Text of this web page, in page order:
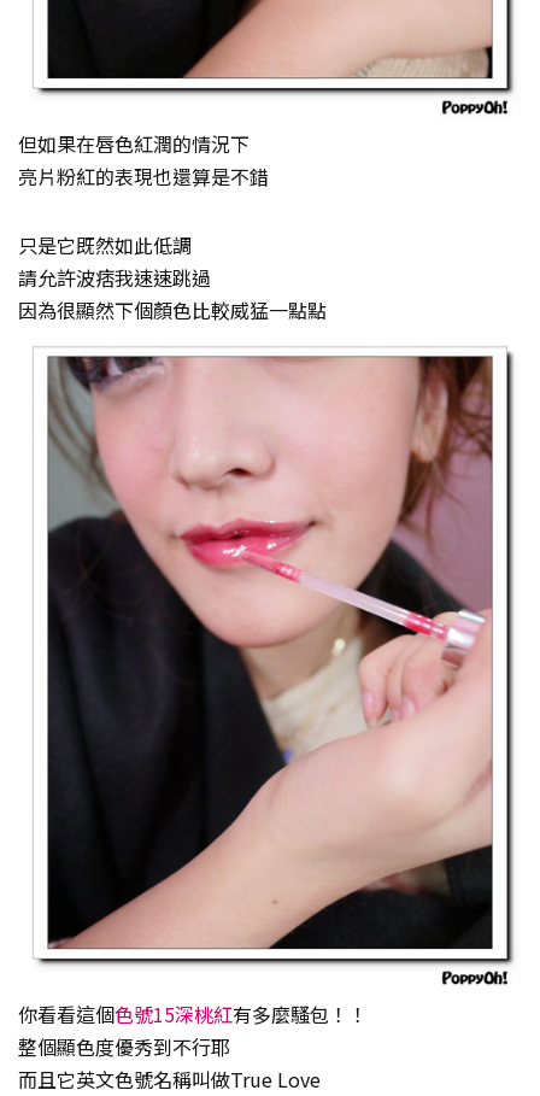
但如果在唇色紅潤的情況下
亮片粉紅的表現也還算是不錯
只是它既然如此低調
請允許波痞我速速跳過
因為很顯然下個顏色比較威猛一點點
你看看這個色號15深桃紅有多麼騷包！！
整個顯色度優秀到不行耶
而且它英文色號名稱叫做True Love